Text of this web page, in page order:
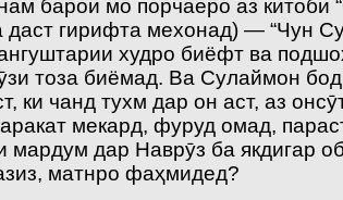
барои мо порчаеро аз китоби
гирифта мехонад) — “Чун
худро биёфт ва
тоза биёмад. Ва Сулаймон
ки чанд тухм дар он аст, аз
мекард, фуруд омад,
мардум дар Наврӯз ба
матнро фаҳмидед?